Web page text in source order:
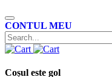
CONTUL MEU
Coșul este gol